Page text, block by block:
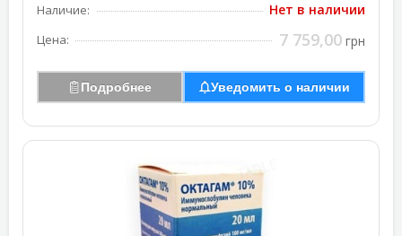
Наличие: Нет в наличии
Цена: 7 759,00 грн
Подробнее Уведомить о наличии